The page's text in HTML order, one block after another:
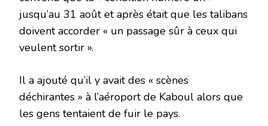
jusqu’au 31 août et après était que les talibans
doivent accorder « un passage sûr à ceux qui
veulent sortir ».
Il a ajouté qu’il y avait des « scènes
déchirantes » à l’aéroport de Kaboul alors que
les gens tentaient de fuir le pays.